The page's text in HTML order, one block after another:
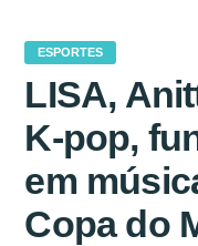
ESPORTES
LISA,
K-pop,
em
Copa do